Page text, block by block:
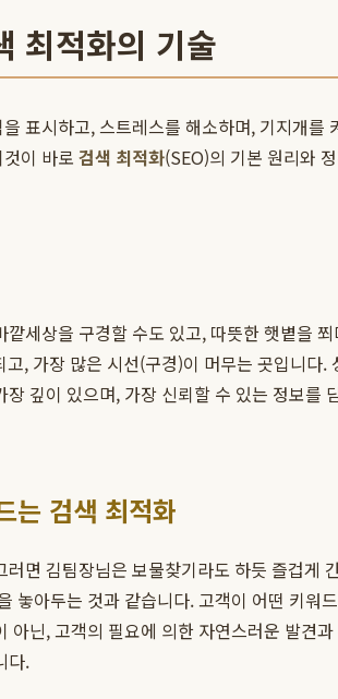
최적화의 기술
표시하고, 스트레스를 해소하며, 기지개
이 바로 검색 최적화(SEO)의 기본 원리와
세상을 구경할 수도 있고, 따뜻한 햇볕을
, 가장 많은 시선(구경)이 머무는 곳입니다.
깊이 있으며, 가장 신뢰할 수 있는 정보
는 검색 최적화
면 김팀장님은 보물찾기라도 하듯 즐겁
놓아두는 것과 같습니다. 고객이 어떤 키
닌, 고객의 필요에 의한 자연스러운 발견
다.